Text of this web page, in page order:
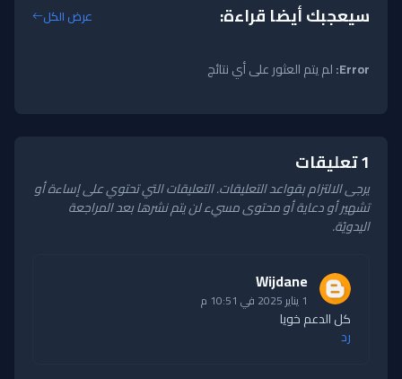
سيعجبك أيضا قراءة: عرض الكل
Error: لم يتم العثور على أي نتائج
1 تعليقات
يرجى الالتزام بقواعد التعليقات. التعليقات التي تحتوي على إساءة أو
تشهير أو دعاية أو محتوى مسيء لن يتم نشرها بعد المراجعة
اليدويّة.
Wijdane
1 يناير 2025 في 10:51 م
كل الدعم خويا
رد